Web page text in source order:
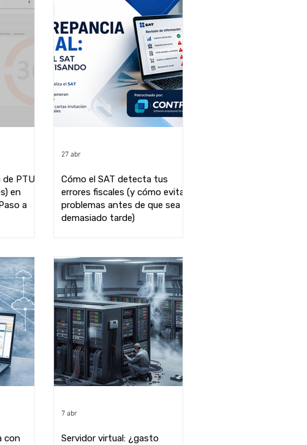
de PTU
en
a
Cómo el SAT detecta tus
errores fiscales (y cómo evitar
problemas antes de que sea
demasiado tarde)
27 abr
con
Servidor virtual: ¿gasto
7 abr